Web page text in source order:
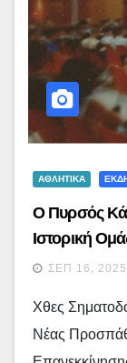
ΑΘΛΗΤΙΚΑ
Ο Πυρσός
Ιστορική
ΣΕΠ 16, 2025
Χθες
Νέας